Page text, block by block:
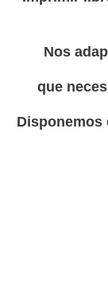
Nos
que
Disponemos